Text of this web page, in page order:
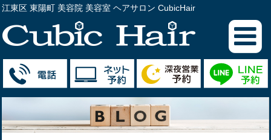
江東区 東陽町 美容院 美容室 ヘアサロン CubicHair